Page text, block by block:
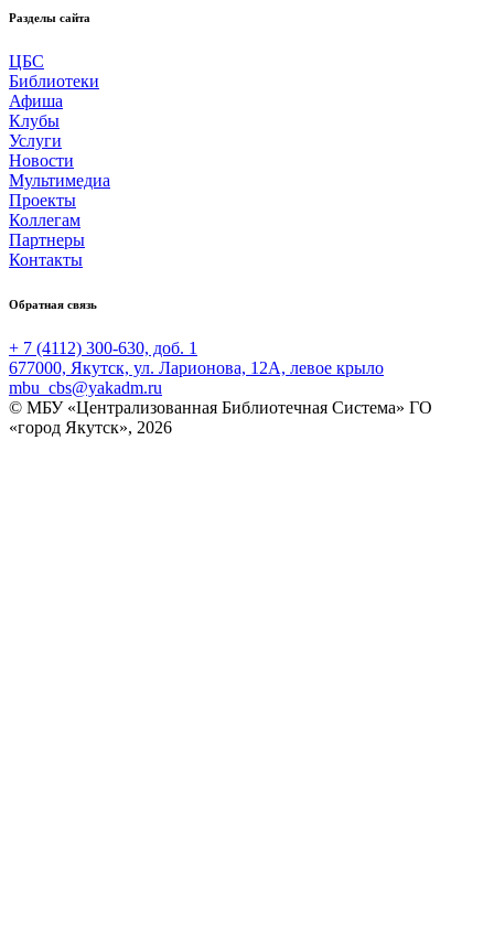
Разделы сайта
ЦБС
Библиотеки
Афиша
Клубы
Услуги
Новости
Мультимедиа
Проекты
Коллегам
Партнеры
Контакты
Обратная связь
+ 7 (4112) 300-630, доб. 1
677000, Якутск, ул. Ларионова, 12А, левое крыло
mbu_cbs@yakadm.ru
© МБУ «Централизованная Библиотечная Система» ГО
«город Якутск», 2026